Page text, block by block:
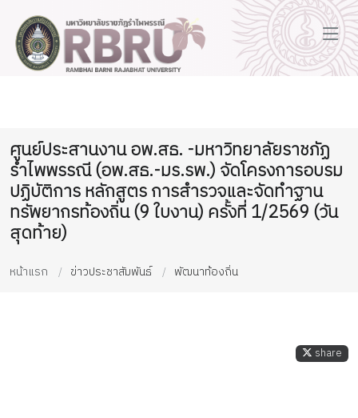
ศูนย์ประสานงาน อพ.สธ. -มหาวิทยาลัยราชภัฏ
รำไพพรรณี (อพ.สธ.-มร.รพ.) จัดโครงการอบรม
ปฏิบัติการ หลักสูตร การสำรวจและจัดทำฐาน
ทรัพยากรท้องถิ่น (9 ใบงาน) ครั้งที่ 1/2569 (วัน
สุดท้าย)
หน้าแรก ข่าวประชาสัมพันธ์ พัฒนาท้องถิ่น
share